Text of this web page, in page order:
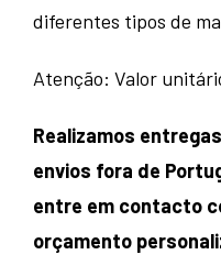
diferentes tipos de
Atenção: Valor
Realizamos
envios fora de
entre em contacto
orçamento